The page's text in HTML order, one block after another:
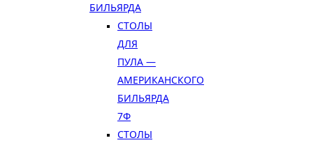
БИЛЬЯРДА
СТОЛЫ
ДЛЯ
ПУЛА —
АМЕРИКАНСКОГО
БИЛЬЯРДА
7Ф
СТОЛЫ